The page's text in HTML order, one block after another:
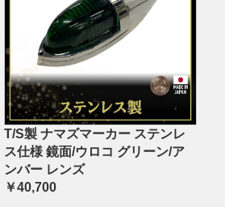
T/S製 ナマズマーカー ステンレ
ス仕様 鏡面/ウロコ グリーン/ア
ンバー レンズ
￥40,700